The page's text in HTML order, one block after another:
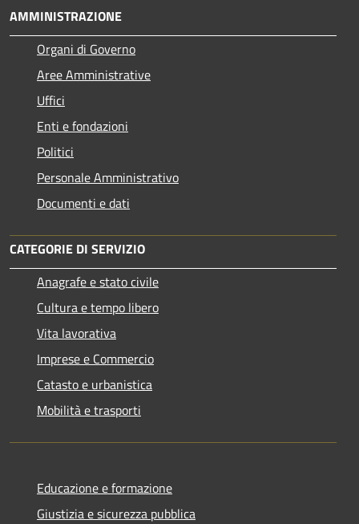
AMMINISTRAZIONE
Organi di Governo
Aree Amministrative
Uffici
Enti e fondazioni
Politici
Personale Amministrativo
Documenti e dati
CATEGORIE DI SERVIZIO
Anagrafe e stato civile
Cultura e tempo libero
Vita lavorativa
Imprese e Commercio
Catasto e urbanistica
Mobilità e trasporti
Educazione e formazione
Giustizia e sicurezza pubblica